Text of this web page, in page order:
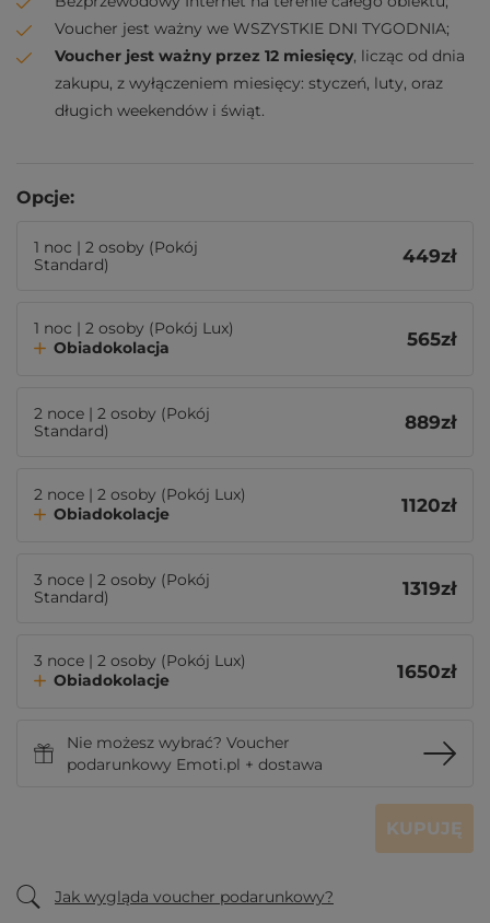
Voucher jest ważny we WSZYSTKIE DNI TYGODNIA;
Voucher jest ważny przez 12 miesięcy, licząc od dnia
zakupu, z wyłączeniem miesięcy: styczeń, luty, oraz
długich weekendów i świąt.
Opcje:
1 noc | 2 osoby (Pokój
Standard)
449zł
1 noc | 2 osoby (Pokój Lux)
Obiadokolacja
565zł
2 noce | 2 osoby (Pokój
Standard)
889zł
2 noce | 2 osoby (Pokój Lux)
Obiadokolacje
1120zł
3 noce | 2 osoby (Pokój
Standard)
1319zł
3 noce | 2 osoby (Pokój Lux)
Obiadokolacje
1650zł
Nie możesz wybrać? Voucher
podarunkowy Emoti.pl + dostawa
KUPUJĘ
Jak wygląda voucher podarunkowy?